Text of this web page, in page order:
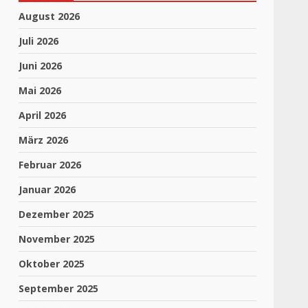
August 2026
Juli 2026
Juni 2026
Mai 2026
April 2026
März 2026
Februar 2026
Januar 2026
Dezember 2025
November 2025
Oktober 2025
September 2025